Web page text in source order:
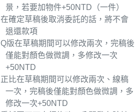
景，若要加物件+50NTD（一件）
在確定草稿後取消委託的話，將不會
退還款項
Q版在草稿期間可以修改兩次，完稿後
僅能對顏色做微調，多修改一次
+50NTD
正比在草稿期間可以修改兩次、線稿
一次，完稿後僅能對顏色做微調，多
修改一次+50NTD